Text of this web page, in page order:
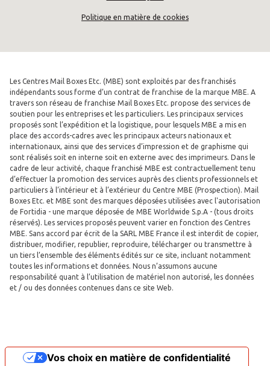
Politique en matière de cookies
Les Centres Mail Boxes Etc. (MBE) sont exploités par des franchisés
indépendants sous forme d’un contrat de franchise de la marque MBE. A
travers son réseau de franchise Mail Boxes Etc. propose des services de
soutien pour les entreprises et les particuliers. Les principaux services
proposés sont l’expédition et la logistique, pour lesquels MBE a mis en
place des accords-cadres avec les principaux acteurs nationaux et
internationaux, ainsi que des services d’impression et de graphisme qui
sont réalisés soit en interne soit en externe avec des imprimeurs. Dans le
cadre de leur activité, chaque franchisé MBE est contractuellement tenu
d’effectuer la promotion des services auprès des clients professionnels et
particuliers à l’intérieur et à l’extérieur du Centre MBE (Prospection). Mail
Boxes Etc. et MBE sont des marques déposées utilisées avec l'autorisation
de Fortidia - une marque déposée de MBE Worldwide S.p.A - (tous droits
réservés). Les services proposés peuvent varier en fonction des Centres
MBE. Sans accord par écrit de la SARL MBE France il est interdit de copier,
distribuer, modifier, republier, reproduire, télécharger ou transmettre à
un tiers l’ensemble des éléments édités sur ce site, incluant notamment
toutes les informations et données. Nous n’assumons aucune
responsabilité quant à l’utilisation de matériel non autorisé, les données
et / ou des données contenues dans ce site Web.
Vos choix en matière de confidentialité